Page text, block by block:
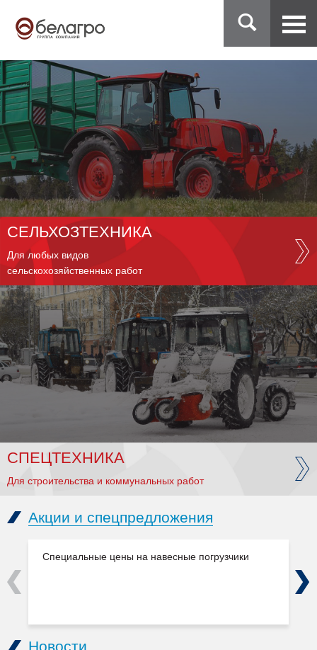
СЕЛЬХОЗТЕХНИКА
Для любых видов
сельскохозяйственных работ
СПЕЦТЕХНИКА
Для строительства и коммунальных работ
Акции и спецпредложения
Специальные цены на навесные погрузчики
Previous Next
Новости